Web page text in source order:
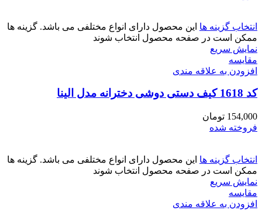
انتخاب گزینه ها این محصول دارای انواع مختلفی می باشد. گزینه ها
ممکن است در صفحه محصول انتخاب شوند
نمایش سریع
مقايسه
افزودن به علاقه مندی
کد 1618 کیف دستی دوشی دخترانه مدل الینا
154,000 تومان
فروخته شده
انتخاب گزینه ها این محصول دارای انواع مختلفی می باشد. گزینه ها
ممکن است در صفحه محصول انتخاب شوند
نمایش سریع
مقايسه
افزودن به علاقه مندی